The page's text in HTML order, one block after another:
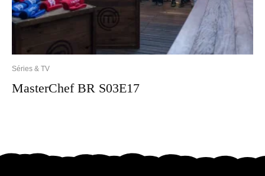
Séries & TV
MasterChef BR S03E17